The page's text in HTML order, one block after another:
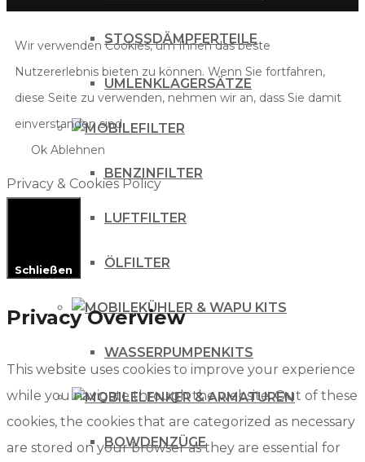
STOSSDÄMPFERTEILE
UMLENKLAGERSÄTZE
FILTER
BENZINFILTER
LUFTFILTER
ÖLFILTER
KÜHLER & WAPU KITS
WASSERPUMPENKITS
LENKER & ARMATUREN
BOWDENZÜGE
Wir verwenden Cookies, um Ihnen das beste
Nutzererlebnis bieten zu können. Wenn Sie fortfahren,
diese Seite zu verwenden, nehmen wir an, dass Sie damit
einverstanden sind.
Ok Ablehnen
Privacy & Cookies Policy
Schließen
Privacy Overview
This website uses cookies to improve your experience
while you navigate through the website. Out of these
cookies, the cookies that are categorized as necessary
are stored on your browser as they are essential for